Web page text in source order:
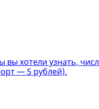
вы хотели узнать,
— 5 рублей).